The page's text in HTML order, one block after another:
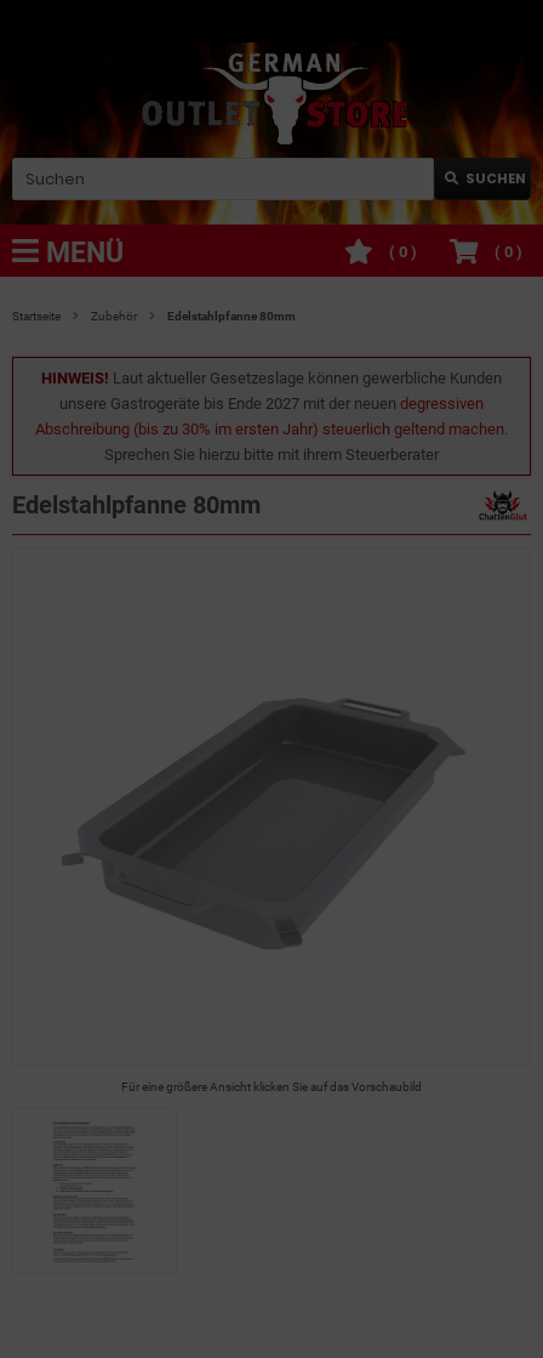
SUCHEN
MENÜ ( 0 )
( 0 )
Startseite Zubehör Edelstahlpfanne 80mm
HINWEIS! Laut aktueller Gesetzeslage können gewerbliche Kunden
unsere Gastrogeräte bis Ende 2027 mit der neuen degressiven
Abschreibung (bis zu 30% im ersten Jahr) steuerlich geltend machen.
Sprechen Sie hierzu bitte mit ihrem Steuerberater
Edelstahlpfanne 80mm
Für eine größere Ansicht klicken Sie auf das Vorschaubild